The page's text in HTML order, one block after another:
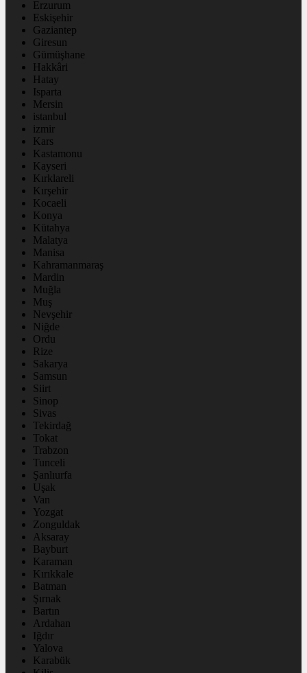
Erzurum
Eskişehir
Gaziantep
Giresun
Gümüşhane
Hakkâri
Hatay
Isparta
Mersin
istanbul
izmir
Kars
Kastamonu
Kayseri
Kırklareli
Kırşehir
Kocaeli
Konya
Kütahya
Malatya
Manisa
Kahramanmaraş
Mardin
Muğla
Muş
Nevşehir
Niğde
Ordu
Rize
Sakarya
Samsun
Siirt
Sinop
Sivas
Tekirdağ
Tokat
Trabzon
Tunceli
Şanlıurfa
Uşak
Van
Yozgat
Zonguldak
Aksaray
Bayburt
Karaman
Kırıkkale
Batman
Şırnak
Bartın
Ardahan
Iğdır
Yalova
Karabük